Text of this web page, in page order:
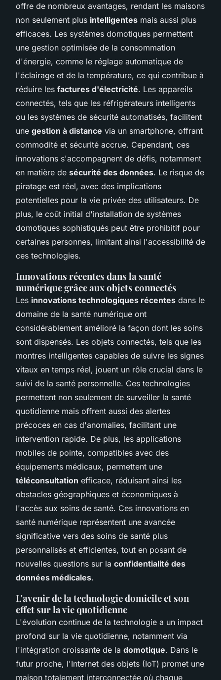
offre de nombreux avantages, rendant les maisons
non seulement plus intelligentes mais aussi plus
efficaces. Les systèmes domotiques permettent
une gestion optimisée de la consommation
d'énergie, comme le réglage automatique de
l'éclairage et de la température, ce qui contribue à
réduire les factures d'électricité. Les appareils
connectés, tels que les réfrigérateurs intelligents
ou les systèmes de sécurité automatisés, facilitent
une gestion à distance via un smartphone, offrant
commodité et sécurité accrue. Cependant, ces
innovations s'accompagnent de défis, notamment
en matière de sécurité des données. Le risque de
piratage est réel, avec des implications
potentielles pour la vie privée des utilisateurs. De
plus, le coût initial d'installation de systèmes
domotiques sophistiqués peut être prohibitif pour
certaines personnes, limitant ainsi l'accessibilité de
ces technologies.
Innovations récentes dans la santé
numérique grâce aux objets connectés
Les innovations technologiques récentes dans le
domaine de la santé numérique ont
considérablement amélioré la façon dont les soins
sont dispensés. Les objets connectés, tels que les
montres intelligentes capables de suivre les signes
vitaux en temps réel, jouent un rôle crucial dans le
suivi de la santé personnelle. Ces technologies
permettent non seulement de surveiller la santé
quotidienne mais offrent aussi des alertes
précoces en cas d'anomalies, facilitant une
intervention rapide. De plus, les applications
mobiles de pointe, compatibles avec des
équipements médicaux, permettent une
téléconsultation efficace, réduisant ainsi les
obstacles géographiques et économiques à
l'accès aux soins de santé. Ces innovations en
santé numérique représentent une avancée
significative vers des soins de santé plus
personnalisés et efficientes, tout en posant de
nouvelles questions sur la confidentialité des
données médicales.
L'avenir de la technologie domicile et son
effet sur la vie quotidienne
L'évolution continue de la technologie a un impact
profond sur la vie quotidienne, notamment via
l'intégration croissante de la domotique. Dans le
futur proche, l'Internet des objets (IoT) promet une
maison totalement interconnectée où chaque